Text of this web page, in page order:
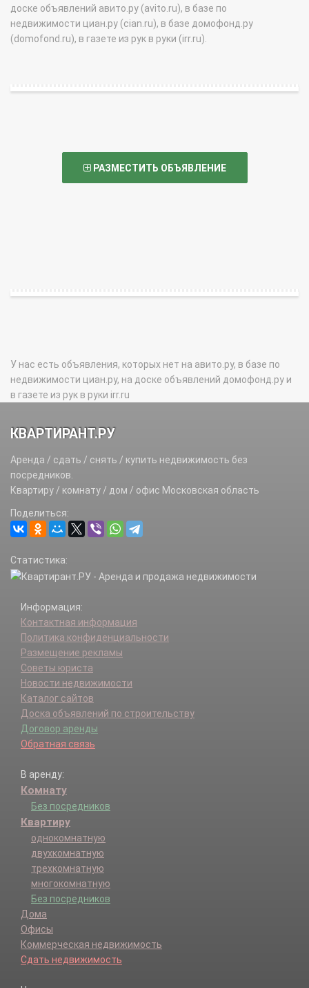
доске объявлений авито.ру (avito.ru), в базе по
недвижимости циан.ру (cian.ru), в базе домофонд.ру
(domofond.ru), в газете из рук в руки (irr.ru).
РАЗМЕСТИТЬ ОБЪЯВЛЕНИЕ
У нас есть объявления, которых нет на авито.ру, в базе по
недвижимости циан.ру, на доске объявлений домофонд.ру и
в газете из рук в руки irr.ru
КВАРТИРАНТ.РУ
Аренда / сдать / снять / купить недвижимость без
посредников.
Квартиру / комнату / дом / офис Московская область
Поделиться:
Статистика:
Информация:
Контактная информация
Политика конфиденциальности
Размещение рекламы
Советы юриста
Новости недвижимости
Каталог сайтов
Доска объявлений по строительству
Договор аренды
Обратная связь
В аренду:
Комнату
Без посредников
Квартиру
однокомнатную
двухкомнатную
трехкомнатную
многокомнатную
Без посредников
Дома
Офисы
Коммерческая недвижимость
Сдать недвижимость